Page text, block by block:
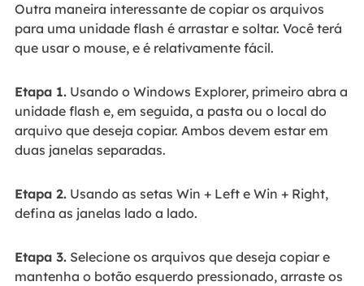
Outra maneira interessante de copiar os arquivos
para uma unidade flash é arrastar e soltar. Você terá
que usar o mouse, e é relativamente fácil.
Etapa 1.Usando o Windows Explorer, primeiro abra a
unidade flash e, em seguida, a pasta ou o local do
arquivo que deseja copiar. Ambos devem estar em
duas janelas separadas.
Etapa 2.Usando as setas Win + Left e Win + Right,
defina as janelas lado a lado.
Etapa 3.Selecione os arquivos que deseja copiar e
mantenha o botão esquerdo pressionado, arraste os